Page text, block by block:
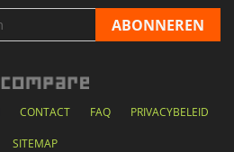
CONTACT FAQ PRIVACYBELEID
SITEMAP